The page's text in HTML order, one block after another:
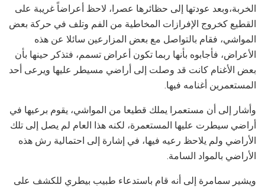
الخربة،وبعد عودتها إلى حظائرها عصرا، لاحظ أعراضاً غريبة على
القطيع كخروج الإفرازات المخاطية من الفم وتلف في حركة بعض
المواشي، فقام بالتواصل مع بعض المزارعين سائلا عن هذه
الأعراض، فأجابوه بأنها ربما تكون أعراض تسمم، فتذكر حينها بأن
بعض الأغنام كانت قد وصلت إلى أراضي مسيطر عليها ويرعى أحد
المستعمرين أغنامه فيها.
وأشار إلى أن مستعمرا يملك قطيعا من المواشي، يقوم برعيها في
أراضي سيطرت عليها المستعمرة، لكنه هذا العام لم يصل إلى تلك
الأراضي ولم يلاحظ رعيه فيها، في إشارة إلى احتمالية رش هذه
الأراضي بالمواد السامة.
ويشير سمامرة إلى أنه قام باستدعاء طبيب بيطري للكشف على